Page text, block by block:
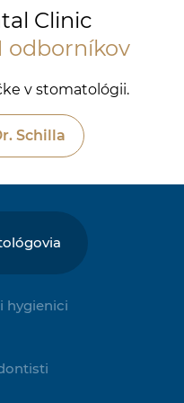
Clinic
odborníkov
v stomatológii.
Schilla
hygienici